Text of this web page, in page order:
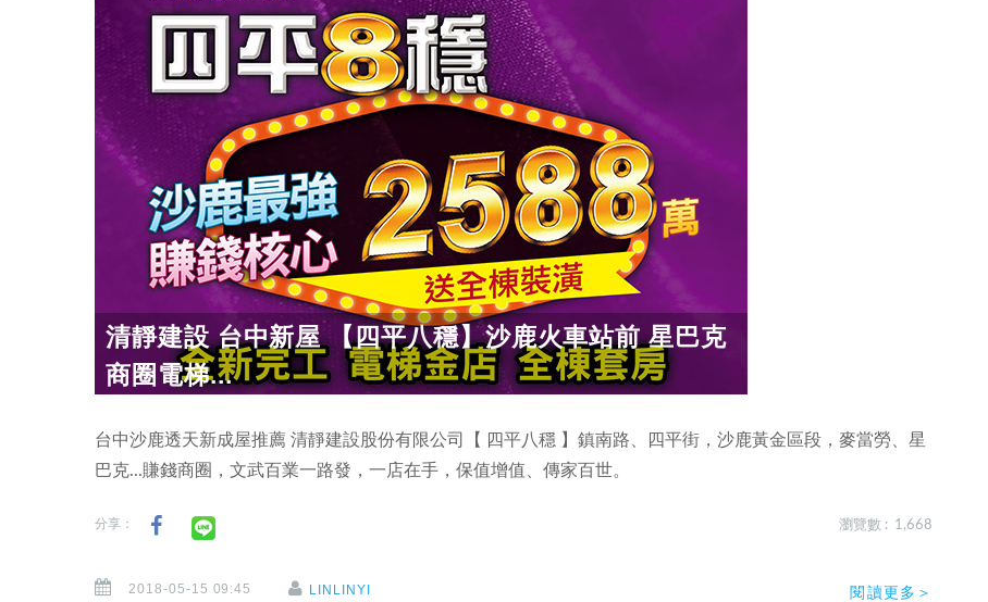
清靜建設 台中新屋 【四平八穩】沙鹿火車站前 星巴克
商圈電梯...
台中沙鹿透天新成屋推薦 清靜建設股份有限公司【 四平八穩 】鎮南路、四平街，沙鹿黃金區段，麥當勞、星
巴克...賺錢商圈，文武百業一路發，一店在手，保值增值、傳家百世。
分享： 瀏覽數 : 1,668
2018-05-15 09:45 LINLINYI 閱讀更多＞